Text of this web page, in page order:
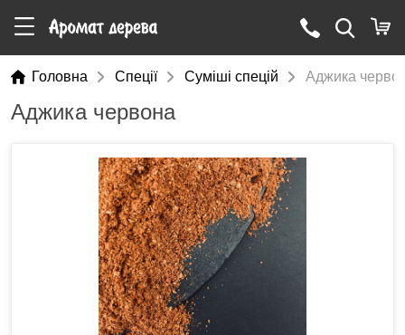
Головна Cпеції Суміші спецій Аджика
Аджика червона